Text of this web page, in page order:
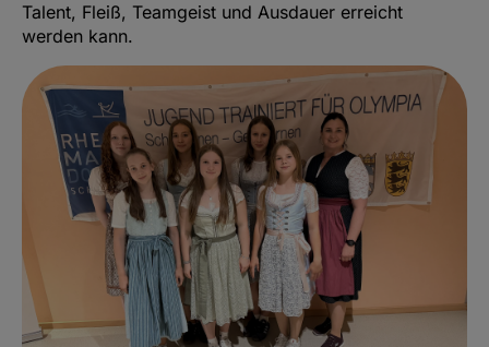
Talent, Fleiß, Teamgeist und Ausdauer erreicht
werden kann.